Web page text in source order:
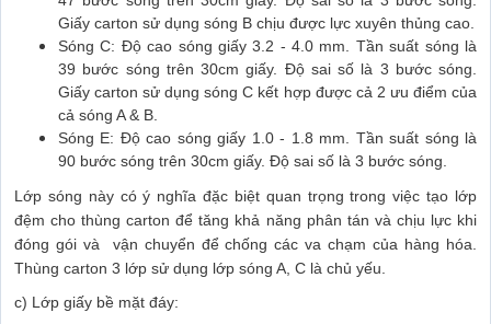
Giấy carton sử dụng sóng B chịu được lực xuyên thủng cao.
Sóng C: Độ cao sóng giấy 3.2 - 4.0 mm. Tần suất sóng là
39 bước sóng trên 30cm giấy. Độ sai số là 3 bước sóng.
Giấy carton sử dụng sóng C kết hợp được cả 2 ưu điểm của
cả sóng A & B.
Sóng E: Độ cao sóng giấy 1.0 - 1.8 mm. Tần suất sóng là
90 bước sóng trên 30cm giấy. Độ sai số là 3 bước sóng.
Lớp sóng này có ý nghĩa đặc biệt quan trọng trong việc tạo lớp
đệm cho thùng carton để tăng khả năng phân tán và chịu lực khi
đóng gói và vận chuyển để chống các va chạm của hàng hóa.
Thùng carton 3 lớp sử dụng lớp sóng A, C là chủ yếu.
c) Lớp giấy bề mặt đáy: